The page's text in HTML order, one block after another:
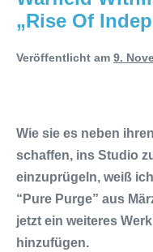
am
„Rise Of
Veröffentlicht am 9.
Wie sie es neben
schaffen, ins Studio
einzuprügeln, weiß
“Pure Purge” aus
jetzt ein weiteres
hinzufügen.